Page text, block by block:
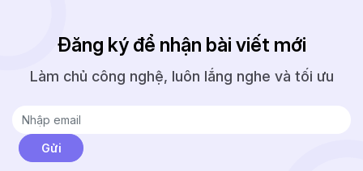
Đăng ký để nhận bài viết mới
Làm chủ công nghệ, luôn lắng nghe và tối ưu